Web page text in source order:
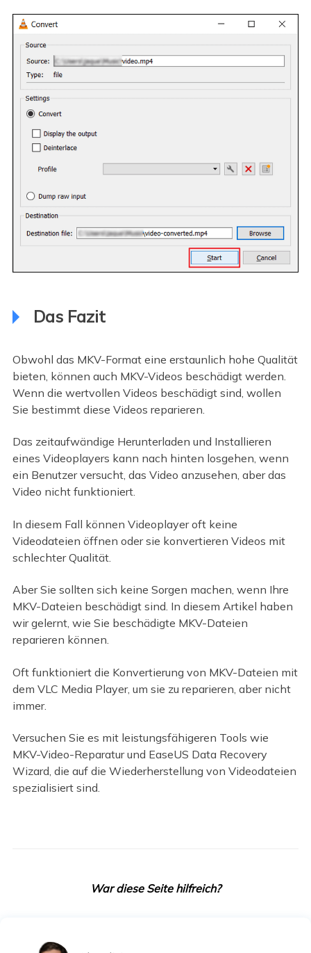
Das Fazit
Obwohl das MKV-Format eine erstaunlich hohe Qualität
bieten, können auch MKV-Videos beschädigt werden.
Wenn die wertvollen Videos beschädigt sind, wollen
Sie bestimmt diese Videos reparieren.
Das zeitaufwändige Herunterladen und Installieren
eines Videoplayers kann nach hinten losgehen, wenn
ein Benutzer versucht, das Video anzusehen, aber das
Video nicht funktioniert.
In diesem Fall können Videoplayer oft keine
Videodateien öffnen oder sie konvertieren Videos mit
schlechter Qualität.
Aber Sie sollten sich keine Sorgen machen, wenn Ihre
MKV-Dateien beschädigt sind. In diesem Artikel haben
wir gelernt, wie Sie beschädigte MKV-Dateien
reparieren können.
Oft funktioniert die Konvertierung von MKV-Dateien mit
dem VLC Media Player, um sie zu reparieren, aber nicht
immer.
Versuchen Sie es mit leistungsfähigeren Tools wie
MKV-Video-Reparatur und EaseUS Data Recovery
Wizard, die auf die Wiederherstellung von Videodateien
spezialisiert sind.
War diese Seite hilfreich?